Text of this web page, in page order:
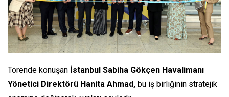
Törende konuşan İstanbul Sabiha Gökçen Havalimanı
Yönetici Direktörü Hanita Ahmad, bu iş birliğinin stratejik